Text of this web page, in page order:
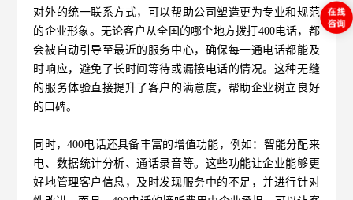
对外的统一联系方式，可以帮助公司塑造更为专业和规范
的企业形象。无论客户从全国的哪个地方拨打400电话，都
会被自动引导至最近的服务中心，确保每一通电话都能及
时响应，避免了长时间等待或漏接电话的情况。这种无缝
的服务体验直接提升了客户的满意度，帮助企业树立良好
的口碑。
同时，400电话还具备丰富的增值功能，例如：智能分配来
电、数据统计分析、通话录音等。这些功能让企业能够更
好地管理客户信息，及时发现服务中的不足，并进行针对